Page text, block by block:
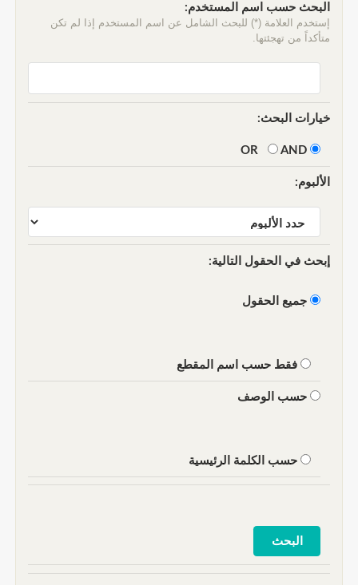
البحث حسب اسم المستخدم:
إستخدم العلامة (*) للبحث الشامل عن اسم المستخدم إذا لم تكن
متأكداً من تهجئتها.
خيارات البحث:
AND
الألبوم:
إبحث في الحقول التالية:
جميع الحقول
فقط حسب اسم المقطع
حسب الوصف
حسب الكلمة الرئيسية